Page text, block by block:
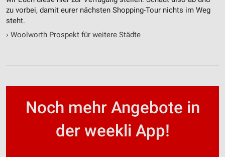
zu vorbei, damit eurer nächsten Shopping-Tour nichts im Weg
steht.
› Woolworth Prospekt für weitere Städte
Noch mehr Angebote in
der weekli App!